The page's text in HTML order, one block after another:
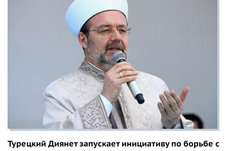
Турецкий Диянет запускает инициативу по борьбе с